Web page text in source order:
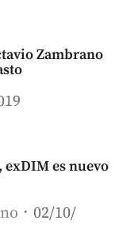
Zambrano
es nuevo
02/10/